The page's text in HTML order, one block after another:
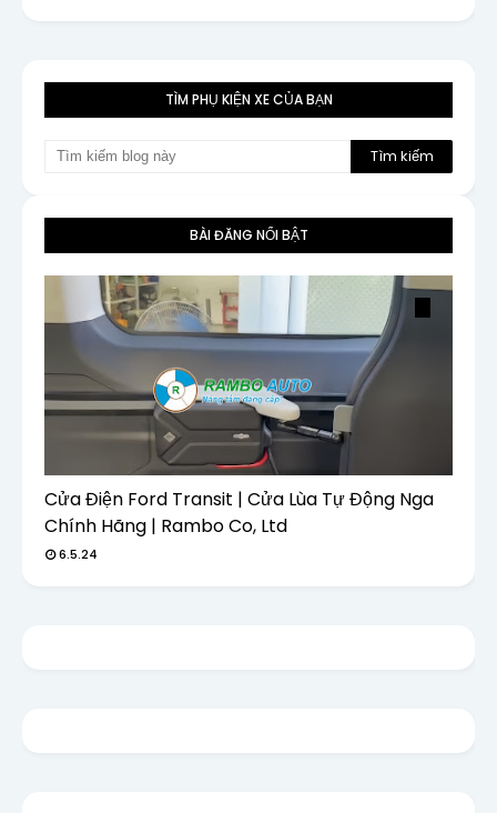
TÌM PHỤ KIỆN XE CỦA BẠN
BÀI ĐĂNG NỔI BẬT
Cửa Điện Ford Transit | Cửa Lùa Tự Động Nga
Chính Hãng | Rambo Co, Ltd
6.5.24